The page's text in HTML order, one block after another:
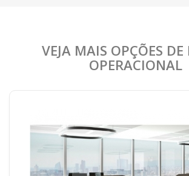
VEJA MAIS OPÇÕES DE
OPERACIONAL